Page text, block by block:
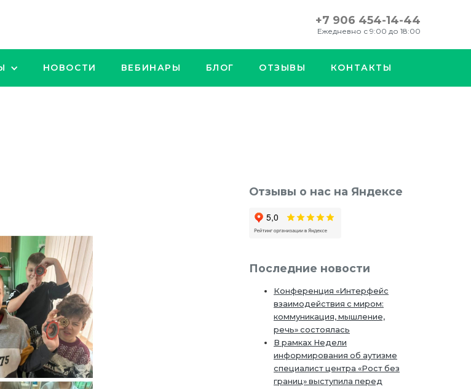
+7 906 454-14-44
Ежедневно с 9:00 до 18:00
НОВОСТИ ВЕБИНАРЫ БЛОГ ОТЗЫВЫ КОНТАКТЫ
Отзывы о нас на Яндексе
Последние новости
Конференция «Интерфейс
взаимодействия с миром:
коммуникация, мышление,
речь» состоялась
В рамках Недели
информирования об аутизме
специалист центра «Рост без
границ» выступила перед